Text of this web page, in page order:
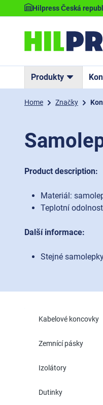
Hilpress Česká
Produkty
Home Značky
Product description:
Materiál:
Teplotní
Další informace:
Stejné
Kabelové koncovky
Zemnící pásky
Izolátory
Dutinky